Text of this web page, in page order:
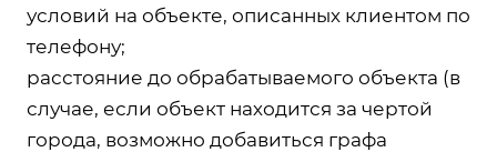
условий на объекте, описанных клиентом по
телефону;
расстояние до обрабатываемого объекта (в
случае, если объект находится за чертой
города, возможно добавиться графа